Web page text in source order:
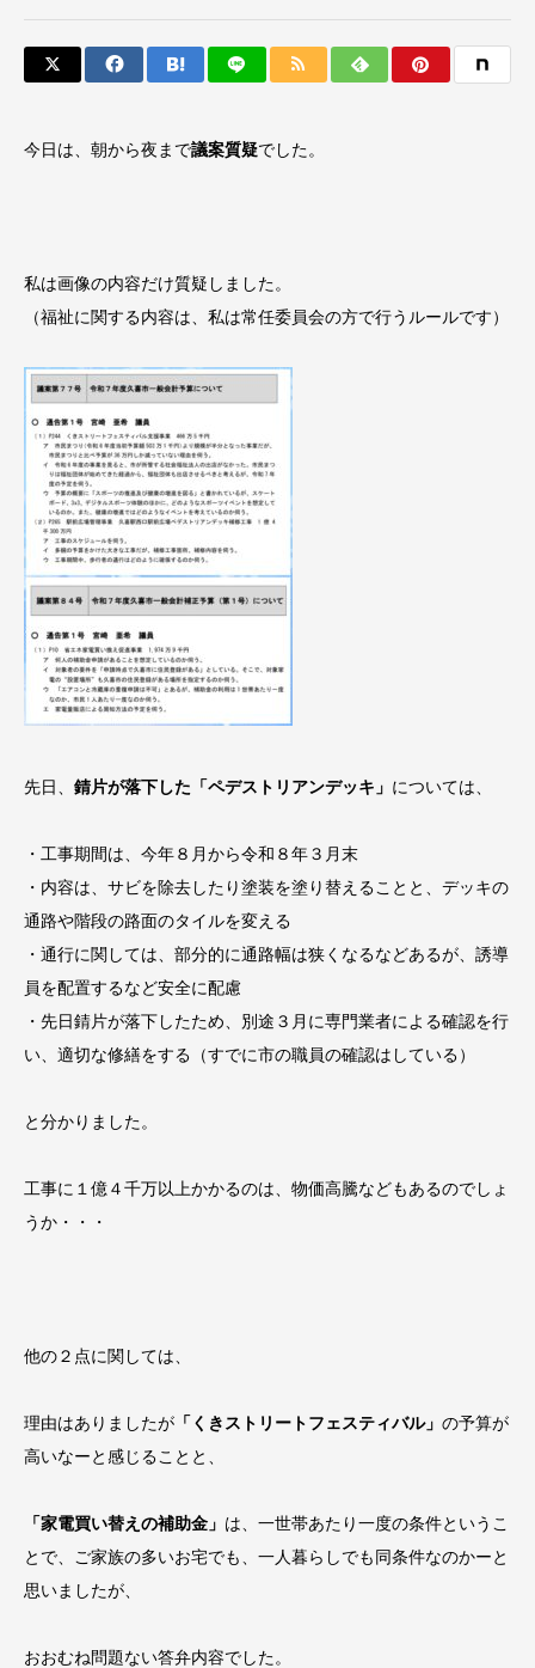
今日は、朝から夜まで議案質疑でした。
私は画像の内容だけ質疑しました。
（福祉に関する内容は、私は常任委員会の方で行うルールです）
先日、 錆片が落下した「ペデストリアンデッキ」 については、
・工事期間は、今年８月から令和８年３月末
・内容は、サビを除去したり塗装を塗り替えることと、デッキの
通路や階段の路面のタイルを変える
・通行に関しては、部分的に通路幅は狭くなるなどあるが、誘導
員を配置するなど安全に配慮
・先日錆片が落下したため、別途３月に専門業者による確認を行
い、適切な修繕をする（すでに市の職員の確認はしている）
と分かりました。
工事に１億４千万以上かかるのは、物価高騰などもあるのでしょ
うか・・・
他の２点に関しては、
理由はありましたが 「くきストリートフェスティバル」 の予算が
高いなーと感じることと、
「家電買い替えの補助金」 は、一世帯あたり一度の条件というこ
とで、ご家族の多いお宅でも、一人暮らしでも同条件なのかーと
思いましたが、
おおむね問題ない答弁内容でした。